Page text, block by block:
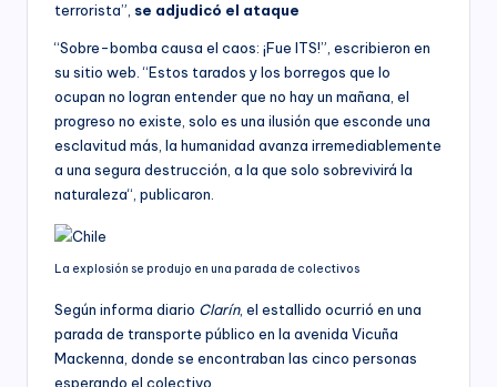
terrorista”, se adjudicó el ataque
“Sobre-bomba causa el caos: ¡Fue ITS!”, escribieron en
su sitio web. “Estos tarados y los borregos que lo
ocupan no logran entender que no hay un mañana, el
progreso no existe, solo es una ilusión que esconde una
esclavitud más, la humanidad avanza irremediablemente
a una segura destrucción, a la que solo sobrevivirá la
naturaleza“, publicaron.
La explosión se produjo en una parada de colectivos
Según informa diario Clarín, el estallido ocurrió en una
parada de transporte público en la avenida Vicuña
Mackenna, donde se encontraban las cinco personas
esperando el colectivo.